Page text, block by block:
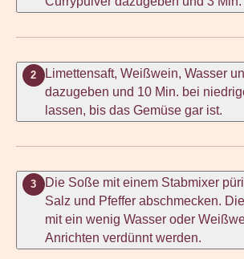
2
Limettensaft, Weißwein, Wasser
dazugeben und 10 Min. bei
lassen, bis das Gemüse gar ist.
3
Die Soße mit einem Stabmixer
Salz und Pfeffer abschmecken.
mit ein wenig Wasser oder
Anrichten verdünnt werden.